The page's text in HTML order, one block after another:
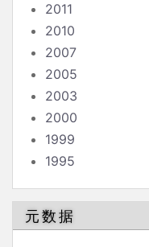
2011
2010
2007
2005
2003
2000
1999
1995
元数据